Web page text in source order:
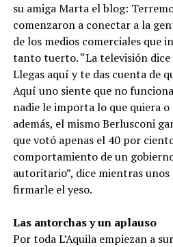
su amiga Marta el blog:
comenzaron a conectar a la
de los medios comerciales que
tanto tuerto. “La televisión dice
Llegas aquí y te das cuenta de
Aquí uno siente que no
nadie le importa lo que quiera
además, el mismo Berlusconi
que votó apenas el 40 por
comportamiento de un
autoritario”, dice mientras unos
firmarle el yeso.
Las antorchas y un aplauso
Por toda L’Aquila empiezan a